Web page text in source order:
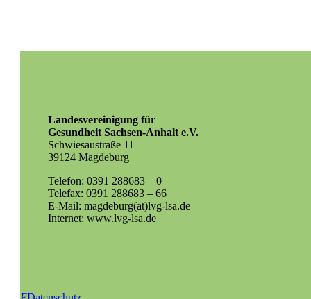
Landesvereinigung für
Gesundheit Sachsen-Anhalt e.V.
Schwiesaustraße 11
39124 Magdeburg
Telefon: 0391 288683 – 0
Telefax: 0391 288683 – 66
E-Mail: magdeburg(at)lvg-lsa.de
Internet: www.lvg-lsa.de